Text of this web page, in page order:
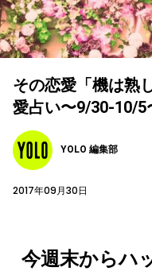
その恋愛「機は熟
愛占い〜9/30-10/5
YOLO 編集部
2017年09月30日
今週末からハ